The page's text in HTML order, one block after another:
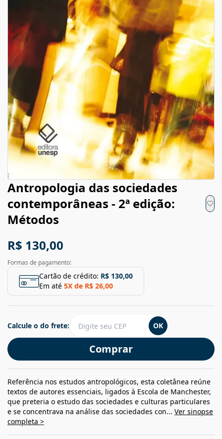
Antropologia das sociedades
contemporâneas - 2ª edição:
Métodos
R$ 130,00
Formas de pagamento:
Cartão de crédito: R$ 130,00
Em até 5X de R$ 26,00
Comprar
Calcule o do frete: OK
Referência nos estudos antropológicos, esta coletânea reúne
textos de autores essenciais, ligados à Escola de Manchester,
que preteria o estudo das sociedades e culturas particulares
e se concentrava na análise das sociedades con... Ver sinopse
completa >